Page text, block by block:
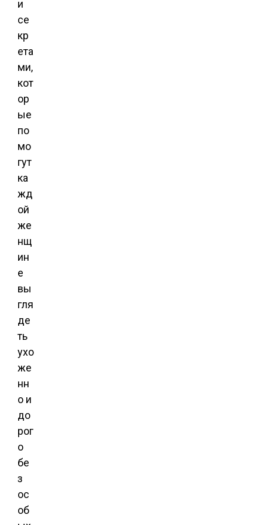
и
се
кр
ета
ми,
кот
ор
ые
по
мо
гут
ка
жд
ой
же
нщ
ин
е
вы
гля
де
ть
ухо
же
нн
о и
до
рог
о
бе
з
ос
об